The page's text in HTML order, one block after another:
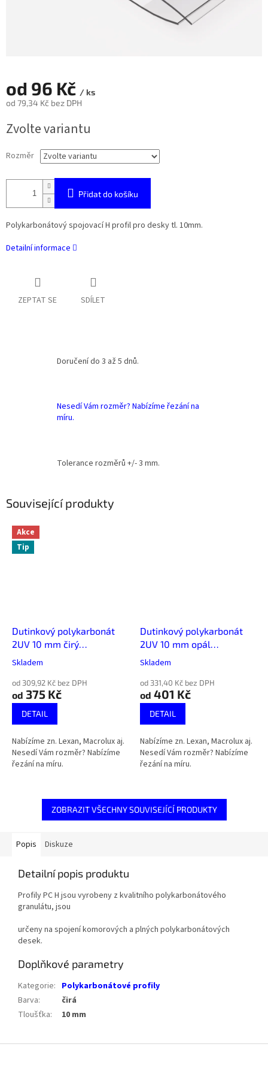
od 96 Kč / ks
od 79,34 Kč bez DPH
cena:
Zvolte variantu
Rozměr
Přidat do košíku
Polykarbonátový spojovací H profil pro desky tl. 10mm.
Detailní informace
ZEPTAT SE SDÍLET
Doručení do 3 až 5 dnů.
Nesedí Vám rozměr? Nabízíme řezání na
míru.
Tolerance rozměrů +/- 3 mm.
Související produkty
Akce
Tip
Dutinkový polykarbonát
2UV 10 mm čirý
jednokomorový
Skladem
od 309,92 Kč bez DPH
od 375 Kč
DETAIL
Nabízíme zn. Lexan, Macrolux aj.
Nesedí Vám rozměr? Nabízíme
řezání na míru.
Dutinkový polykarbonát
2UV 10 mm opál
jednokomorový
Skladem
od 331,40 Kč bez DPH
od 401 Kč
DETAIL
Nabízíme zn. Lexan, Macrolux aj.
Nesedí Vám rozměr? Nabízíme
řezání na míru.
ZOBRAZIT VŠECHNY SOUVISEJÍCÍ PRODUKTY
Popis Diskuze
Detailní popis produktu
Profily PC H jsou vyrobeny z kvalitního polykarbonátového
granulátu, jsou
určeny na spojení komorových a plných polykarbonátových
desek.
Doplňkové parametry
Kategorie: Polykarbonátové profily
Barva:
čirá
Tloušťka: 10 mm